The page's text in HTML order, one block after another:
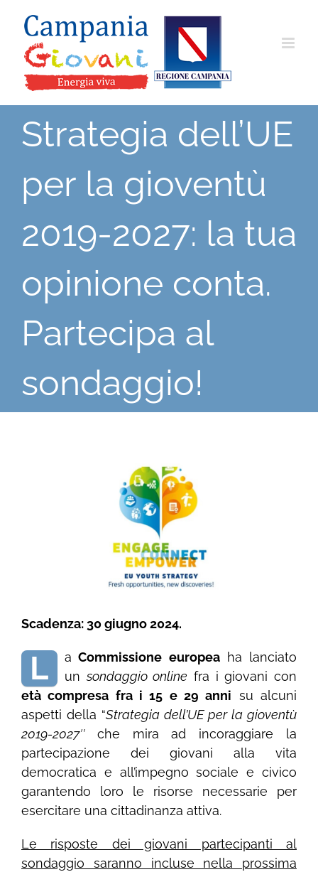
contenuto
Strategia dell’UE
per la gioventù
2019-2027: la tua
opinione conta.
Partecipa al
sondaggio!
Scadenza: 30 giugno 2024.
L a Commissione europeaha lanciato
unsondaggio online fra i giovani con
età compresa fra i 15 e 29 anni su alcuni
aspetti della “Strategia dell’UE per la gioventù
2019-2027″che mira ad incoraggiare la
partecipazione dei giovani alla vita
democratica e all’impegno sociale e civico
garantendo loro le risorse necessarie per
esercitare una cittadinanza attiva.
Le risposte dei giovani partecipanti al
sondaggio saranno incluse nella prossima